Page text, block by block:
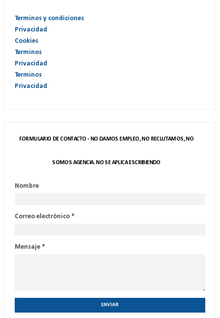
Terminos y condiciones
Privacidad
Cookies
Terminos
Privacidad
Terminos
Privacidad
FORMULARIO DE CONTACTO - NO DAMOS EMPLEO, NO RECLUTAMOS, NO
SOMOS AGENCIA. NO SE APLICA ESCRIBIENDO
Nombre
Correo electrónico *
Mensaje *